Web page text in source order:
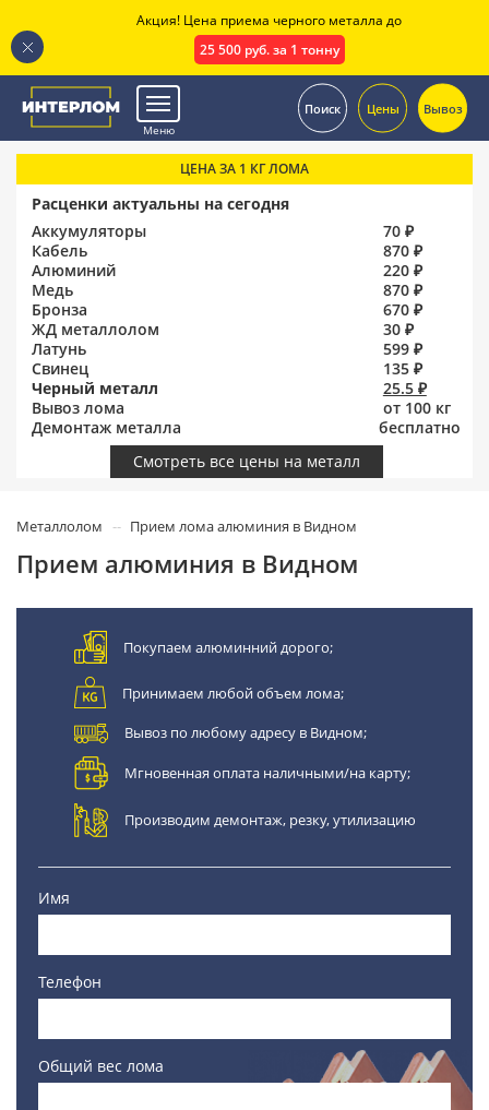
Меню
Поиск Цены Вывоз
ЦЕНА ЗА 1 КГ ЛОМА
Расценки актуальны на сегодня
Аккумуляторы
70 ₽
Кабель
870 ₽
Алюминий
220 ₽
Медь
870 ₽
Бронза
670 ₽
ЖД металлолом
30 ₽
Латунь
599 ₽
Свинец
135 ₽
Черный металл
25.5 ₽
Вывоз лома
от 100 кг
Демонтаж металла
бесплатно
Смотреть все цены на металл
Металлолом Прием лома алюминия в Видном
Прием алюминия в Видном
Покупаем алюминний дорого;
Принимаем любой объем лома;
Вывоз по любому адресу в Видном;
Мгновенная оплата наличными/на карту;
Производим демонтаж, резку, утилизацию
Имя
Телефон
Общий вес лома
Акция! Цена приема черного металла до
25 500 руб. за 1 тонну
.